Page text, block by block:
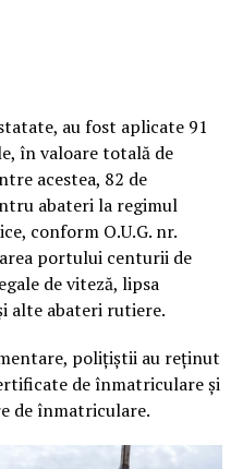
au fost aplicate 91
în valoare totală de
acestea, 82 de
abateri la regimul
conform O.U.G. nr.
portului centurii de
de viteză, lipsa
alte abateri rutiere.
polițiștii au reținut
de înmatriculare și
de înmatriculare.